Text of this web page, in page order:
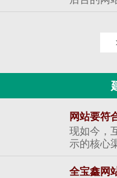
网站要符
现如今，
示的核心
全宝鑫网